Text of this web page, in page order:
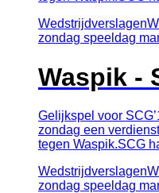
Wedstrijdverslagen
zondag speeldag
Waspik -
Gelijkspel voor
zondag een
tegen Waspik.SCG
Wedstrijdverslagen
zondag speeldag